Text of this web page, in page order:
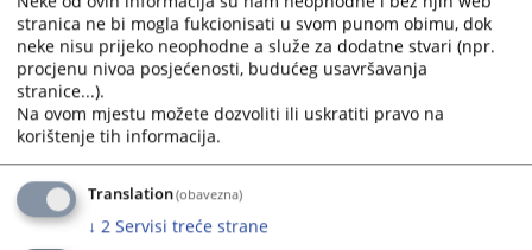
Strategija - rodna ravnopravnost
Unapređenje rodne ravnopravnosti.
14.11.2022.
Sedmica sudske nagodbe od 07. do 18.
juna 2021. godine
stranica ne bi mogla fukcionisati u svom punom obimu, dok
neke nisu prijeko neophodne a služe za dodatne stvari (npr.
procjenu nivoa posjećenosti, budućeg usavršavanja
stranice...).
Na ovom mjestu možete dozvoliti ili uskratiti pravo na
korištenje tih informacija.
Translation(obavezna)
↓ 2 Servisi treće strane